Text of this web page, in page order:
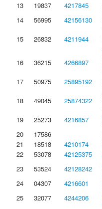
13
19837 4217845
14
56995 42156130
15
26832 4211944
16 36215 4266897
17
50975 25895192
18
49045 25874322
19
25273 4216857
20
17586
21
18518 4210174
22
53078 42125375
23
53524 42128242
24
04307 4216601
25
32077 4244206